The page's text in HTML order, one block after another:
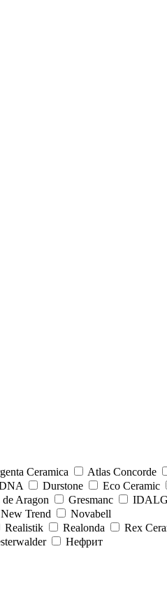
Ceramica Atlas Concorde
Durstone Eco Ceramic
de Aragon Gresmanc
New Trend
Novabell
Realistik Realonda Rex
Нефрит